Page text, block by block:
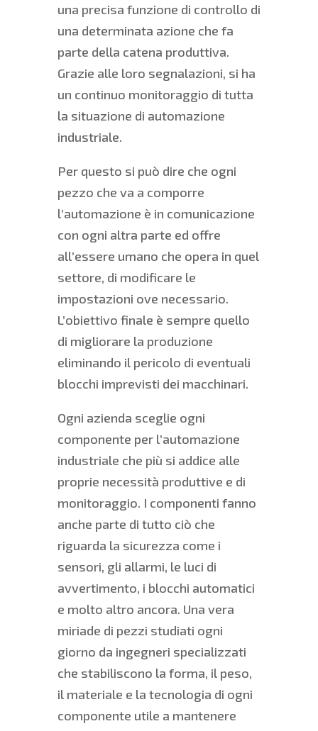
una precisa funzione di controllo di
una determinata azione che fa
parte della catena produttiva.
Grazie alle loro segnalazioni, si ha
un continuo monitoraggio di tutta
la situazione di automazione
industriale.
Per questo si può dire che ogni
pezzo che va a comporre
l’automazione è in comunicazione
con ogni altra parte ed offre
all’essere umano che opera in quel
settore, di modificare le
impostazioni ove necessario.
L’obiettivo finale è sempre quello
di migliorare la produzione
eliminando il pericolo di eventuali
blocchi imprevisti dei macchinari.
Ogni azienda sceglie ogni
componente per l’automazione
industriale che più si addice alle
proprie necessità produttive e di
monitoraggio. I componenti fanno
anche parte di tutto ciò che
riguarda la sicurezza come i
sensori, gli allarmi, le luci di
avvertimento, i blocchi automatici
e molto altro ancora. Una vera
miriade di pezzi studiati ogni
giorno da ingegneri specializzati
che stabiliscono la forma, il peso,
il materiale e la tecnologia di ogni
componente utile a mantenere